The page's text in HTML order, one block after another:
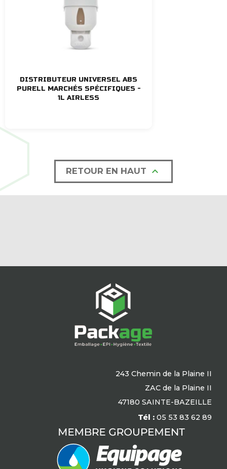
DISTRIBUTEUR UNIVERSEL ABS
PURELL MARCHÉS SPÉCIFIQUES -
1L AIRLESS
RETOUR EN HAUT 
243 Chemin de la Plaine II
ZAC de la Plaine II
47180 SAINTE-BAZEILLE
Tél : 05 53 83 62 89